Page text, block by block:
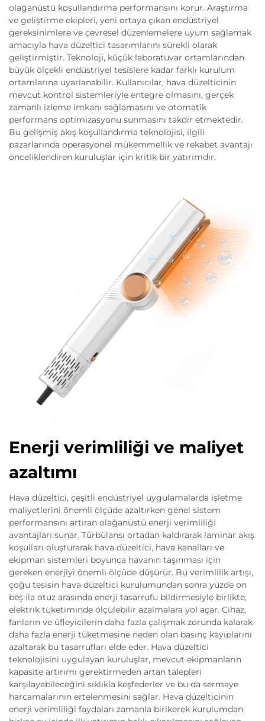
olağanüstü koşullandırma performansını korur. Araştırma
ve geliştirme ekipleri, yeni ortaya çıkan endüstriyel
gereksinimlere ve çevresel düzenlemelere uyum sağlamak
amacıyla hava düzeltici tasarımlarını sürekli olarak
geliştirmiştir. Teknoloji, küçük laboratuvar ortamlarından
büyük ölçekli endüstriyel tesislere kadar farklı kurulum
ortamlarına uyarlanabilir. Kullanıcılar, hava düzelticinin
mevcut kontrol sistemleriyle entegre olmasını, gerçek
zamanlı izleme imkanı sağlamasını ve otomatik
performans optimizasyonu sunmasını takdir etmektedir.
Bu gelişmiş akış koşullandırma teknolojisi, ilgili
pazarlarında operasyonel mükemmellik ve rekabet avantajı
önceliklendiren kuruluşlar için kritik bir yatırımdır.
Enerji verimliliği ve maliyet
azaltımı
Hava düzeltici, çeşitli endüstriyel uygulamalarda işletme
maliyetlerini önemli ölçüde azaltırken genel sistem
performansını artıran olağanüstü enerji verimliliği
avantajları sunar. Türbülansı ortadan kaldırarak laminar akış
koşulları oluşturarak hava düzeltici, hava kanalları ve
ekipman sistemleri boyunca havanın taşınması için
gereken enerjiyi önemli ölçüde düşürür. Bu verimlilik artışı,
çoğu tesisin hava düzeltici kurulumundan sonra yüzde on
beş ila otuz arasında enerji tasarrufu bildirmesiyle birlikte,
elektrik tüketiminde ölçülebilir azalmalara yol açar. Cihaz,
fanların ve üfleyicilerin daha fazla çalışmak zorunda kalarak
daha fazla enerji tüketmesine neden olan basınç kayıplarını
azaltarak bu tasarrufları elde eder. Hava düzeltici
teknolojisini uygulayan kuruluşlar, mevcut ekipmanların
kapasite artırımı gerektirmeden artan talepleri
karşılayabileceğini sıklıkla keşfederler ve bu da sermaye
harcamalarının ertelenmesini sağlar. Hava düzelticinin
enerji verimliliği faydaları zamanla birikerek kurulumdan